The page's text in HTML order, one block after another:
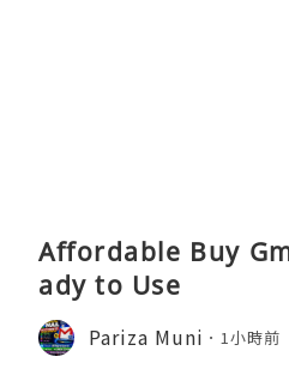
Affordable Buy
ady to Use
Pariza Muni 1小時前